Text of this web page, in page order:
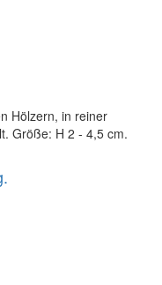
Hölzern, in reiner
Größe: H 2 - 4,5 cm.